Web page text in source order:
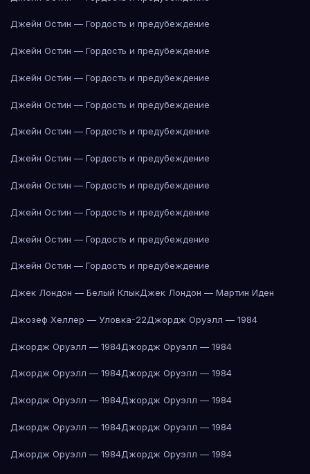
Джейн Остин — Гордость и предубеждение
Джейн Остин — Гордость и предубеждение
Джейн Остин — Гордость и предубеждение
Джейн Остин — Гордость и предубеждение
Джейн Остин — Гордость и предубеждение
Джейн Остин — Гордость и предубеждение
Джейн Остин — Гордость и предубеждение
Джейн Остин — Гордость и предубеждение
Джейн Остин — Гордость и предубеждение
Джейн Остин — Гордость и предубеждение
Джек Лондон — Белый КлыкДжек Лондон — Мартин Иден
Джозеф Хеллер — Уловка-22Джордж Оруэлл — 1984
Джордж Оруэлл — 1984Джордж Оруэлл — 1984
Джордж Оруэлл — 1984Джордж Оруэлл — 1984
Джордж Оруэлл — 1984Джордж Оруэлл — 1984
Джордж Оруэлл — 1984Джордж Оруэлл — 1984
Джордж Оруэлл — 1984Джордж Оруэлл — 1984